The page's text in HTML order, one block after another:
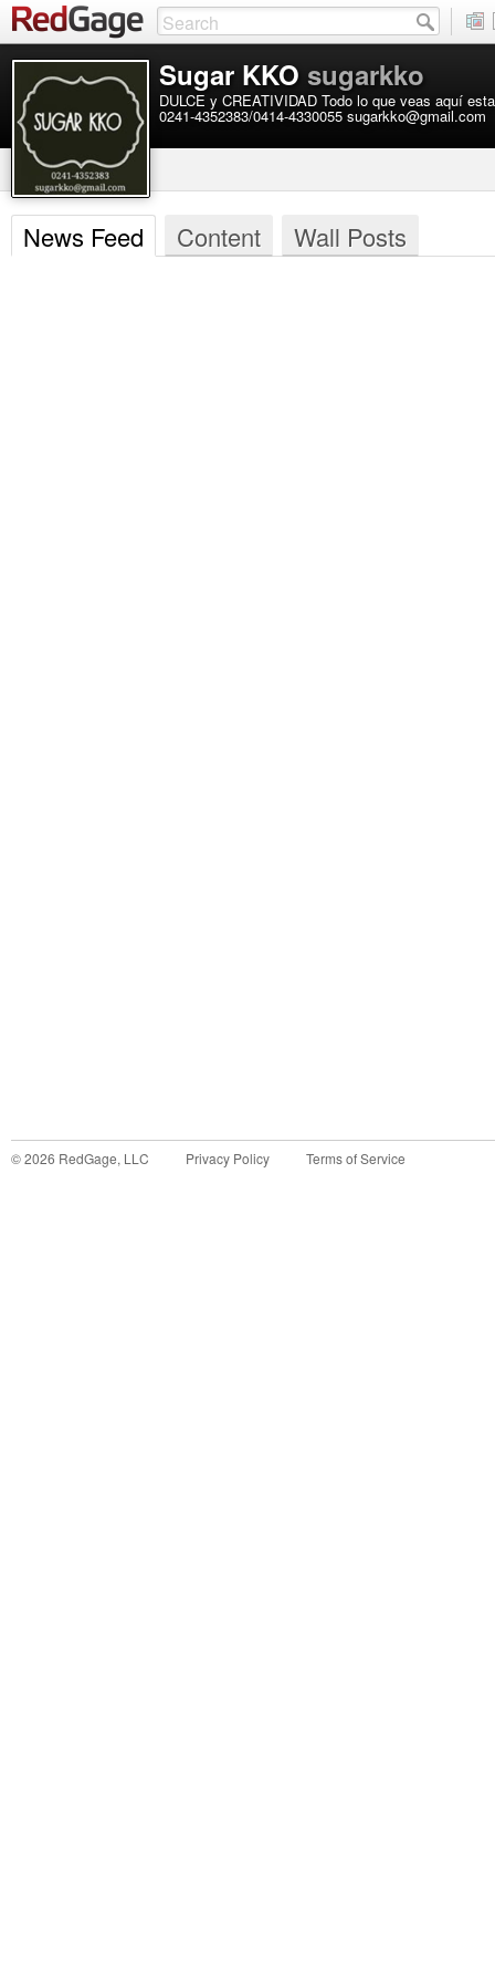
Sugar KKO sugarkko
DULCE y CREATIVIDAD Todo lo que veas aquí
0241-4352383/0414-4330055 sugarkko@gmail.com
News Feed Content Wall Posts
©2026 RedGage, LLC Privacy Policy Terms of Service